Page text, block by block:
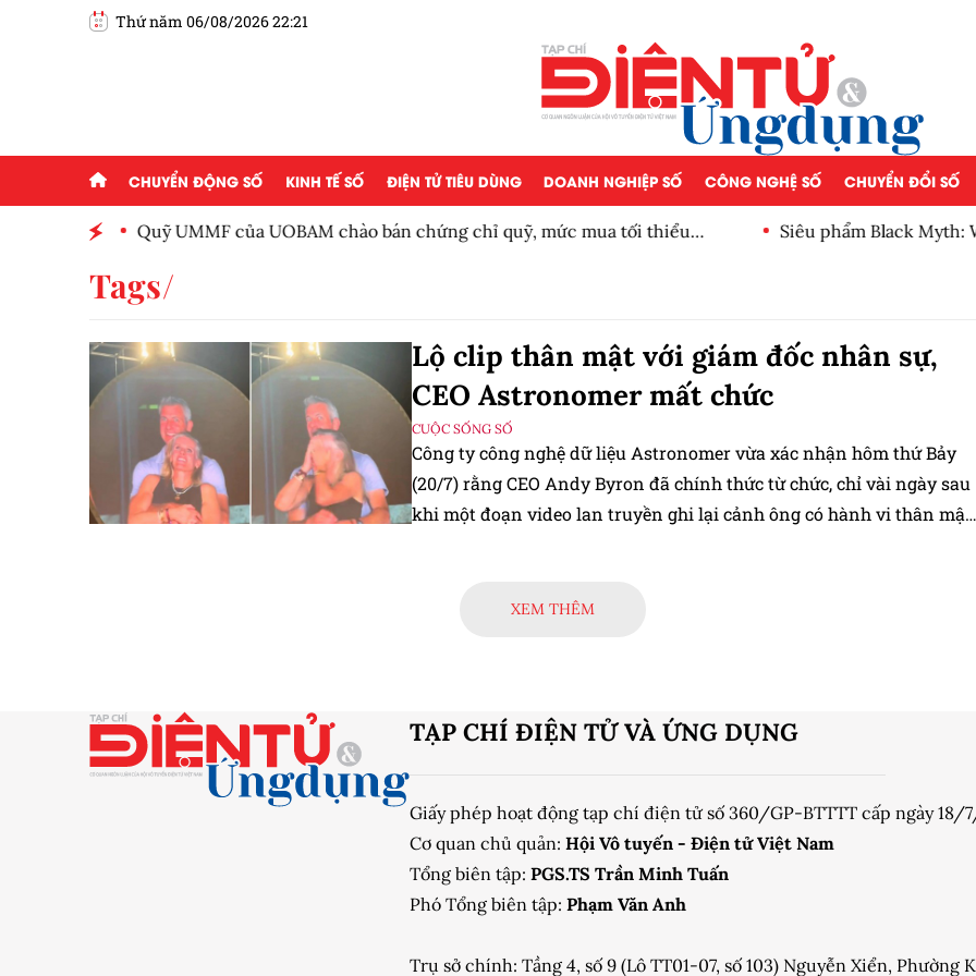
Thứ năm 06/08/2026 22:21
CHUYỂN ĐỘNG SỐ KINH TẾ SỐ ĐIỆN TỬ TIÊU DÙNG DOANH NGHIỆP SỐ CÔNG NGHỆ SỐ CHUYỂN ĐỔI SỐ
Quỹ UMMF của UOBAM chào bán chứng chỉ quỹ, mức mua tối thiểu
Siêu phẩm Black Myth:
Tags
Lộ clip thân mật với giám đốc nhân sự,
CEO Astronomer mất chức
CUỘC SỐNG SỐ
Công ty công nghệ dữ liệu Astronomer vừa xác nhận hôm thứ Bảy
(20/7) rằng CEO Andy Byron đã chính thức từ chức, chỉ vài ngày sau
khi một đoạn video lan truyền ghi lại cảnh ông có hành vi thân mật
XEM THÊM
TẠP CHÍ ĐIỆN TỬ VÀ ỨNG DỤNG
Giấy phép hoạt động tạp chí điện tử số 360/GP-BTTTT cấp ngày 18/
Cơ quan chủ quản: Hội Vô tuyến - Điện tử Việt Nam
Tổng biên tập: PGS.TS Trần Minh Tuấn
Phó Tổng biên tập: Phạm Văn Anh
Trụ sở chính: Tầng 4, số 9 (Lô TT01-07, số 103) Nguyễn Xiển, Phường